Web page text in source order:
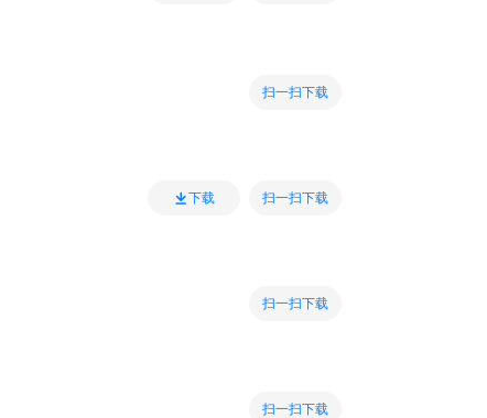
扫一扫下载
下载 扫一扫下载
扫一扫下载
扫一扫下载